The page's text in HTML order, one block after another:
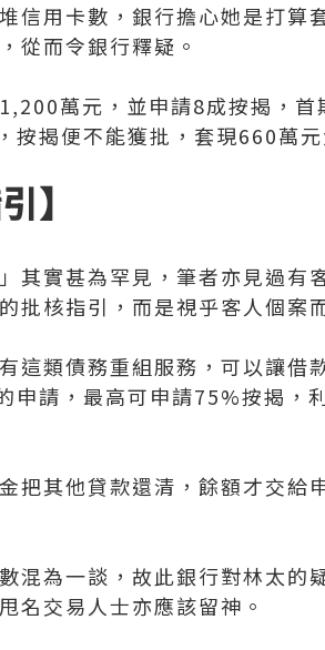
信用卡數，銀行擔心她是打算
從而令銀行釋疑。
萬元，並申請8成按揭，
按揭便不能獲批，套現660萬
】
其實甚為罕見，筆者亦見過有
批核指引，而是視乎客人個案
這類債務重組服務，可以讓借
申請，最高可申請75%按揭，
把其他貸款還清，餘額才交給
混為一談，故此銀行對林太的
名交易人士亦應該留神。